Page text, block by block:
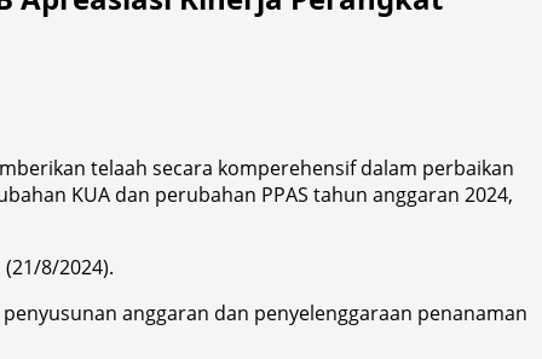
telaah secara komperehensif dalam perbaikan
KUA dan perubahan PPAS tahun anggaran 2024,
8/2024).
anggaran dan penyelenggaraan penanaman